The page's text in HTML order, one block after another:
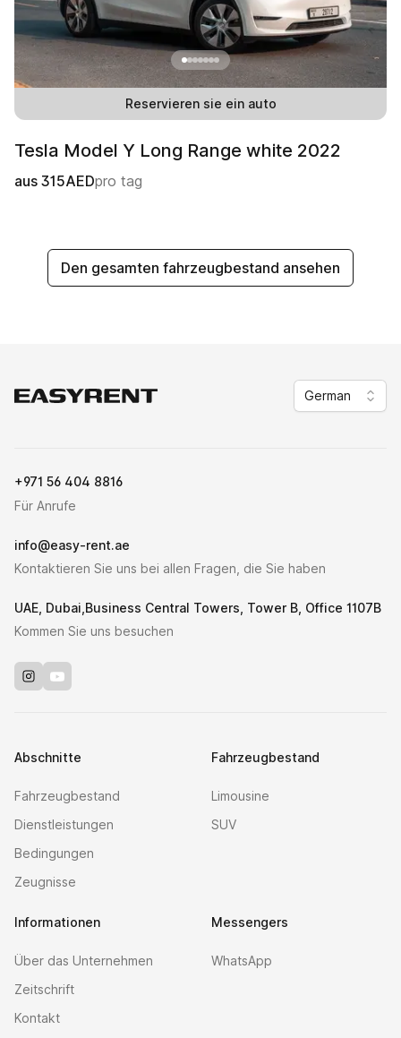
Reservieren sie ein auto
Tesla Model Y Long Range white 2022
aus 315AEDpro tag
Den gesamten fahrzeugbestand ansehen
Easy Rent German
+971 56 404 8816
Für Anrufe
info@easy-rent.ae
Kontaktieren Sie uns bei allen Fragen, die Sie haben
UAE, Dubai,Business Central Towers, Tower B, Office 1107B
Kommen Sie uns besuchen
Instagram
Youtube
Abschnitte
Fahrzeugbestand
Dienstleistungen
Bedingungen
Zeugnisse
Fahrzeugbestand
Limousine
SUV
Informationen
Über das Unternehmen
Zeitschrift
Kontakt
Messengers
WhatsApp